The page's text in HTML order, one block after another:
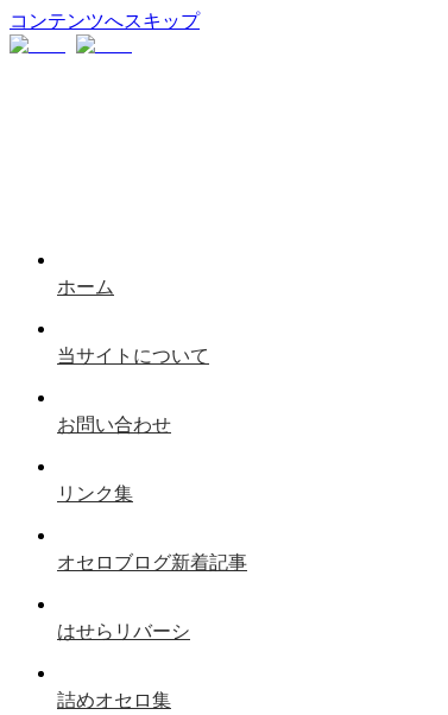
コンテンツへスキップ
ホーム
当サイトについて
お問い合わせ
リンク集
オセロブログ新着記事
はせらリバーシ
詰めオセロ集